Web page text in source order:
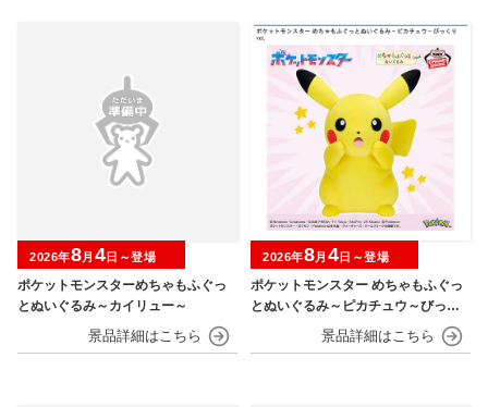
ポケットモンスターめちゃもふぐっ
とぬいぐるみ～カイリュー～
2026年8月 4 日～登場
ポケットモンスター めちゃもふぐっ
とぬいぐるみ～ピカチュウ～びっく
2026年8月 4 日～登場